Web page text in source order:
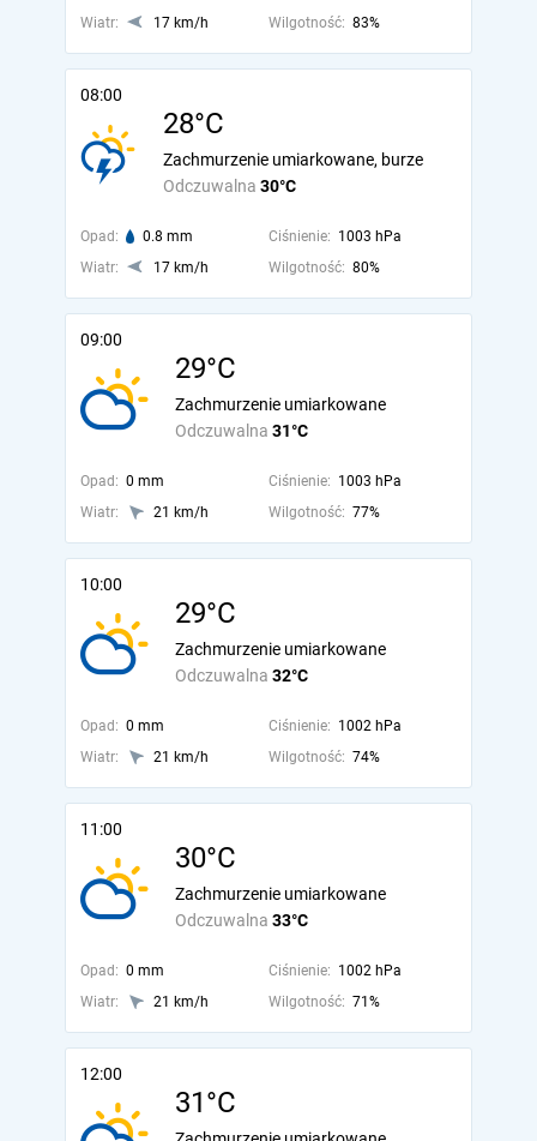
Wiatr: 17 km/h Wilgotność: 83%
08:00
28°C
Odczuwalna 30°C
Zachmurzenie umiarkowane, burze
Opad: 0.8 mm Ciśnienie: 1003 hPa
Wiatr:
17 km/h Wilgotność: 80%
09:00
29°C
Odczuwalna 31°C
Zachmurzenie umiarkowane
Opad: 0 mm Ciśnienie: 1003 hPa
Wiatr:
21 km/h Wilgotność: 77%
10:00
29°C
Odczuwalna 32°C
Zachmurzenie umiarkowane
Opad: 0 mm Ciśnienie: 1002 hPa
Wiatr:
21 km/h Wilgotność: 74%
11:00
30°C
Odczuwalna 33°C
Zachmurzenie umiarkowane
Opad: 0 mm Ciśnienie: 1002 hPa
Wiatr:
21 km/h Wilgotność: 71%
12:00
31°C